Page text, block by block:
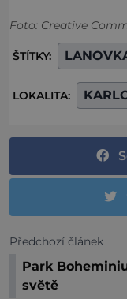
Foto: Creative
ŠTÍTKY:
LOKALITA:
Předchozí článek
Park
světě